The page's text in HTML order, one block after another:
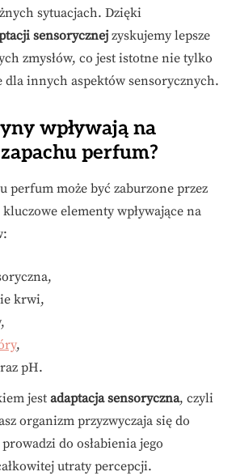
sytuacjach. Dzięki
sensorycznej zyskujemy lepsze
zmysłów, co jest istotne nie tylko
dla innych aspektów sensorycznych.
wpływają na
perfum?
perfum może być zaburzone przez
elementy wpływające na
krwi,
,
pH.
jest adaptacja sensoryczna, czyli
organizm przyzwyczaja się do
do osłabienia jego
utraty percepcji.